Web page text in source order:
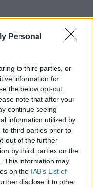
Personal
to third parties, or
information for
the below opt-out
note that after your
continue seeing
information utilized by
to third parties prior to
out of the further
by third parties on the
This information may
on the IAB’s List of
disclose it to other